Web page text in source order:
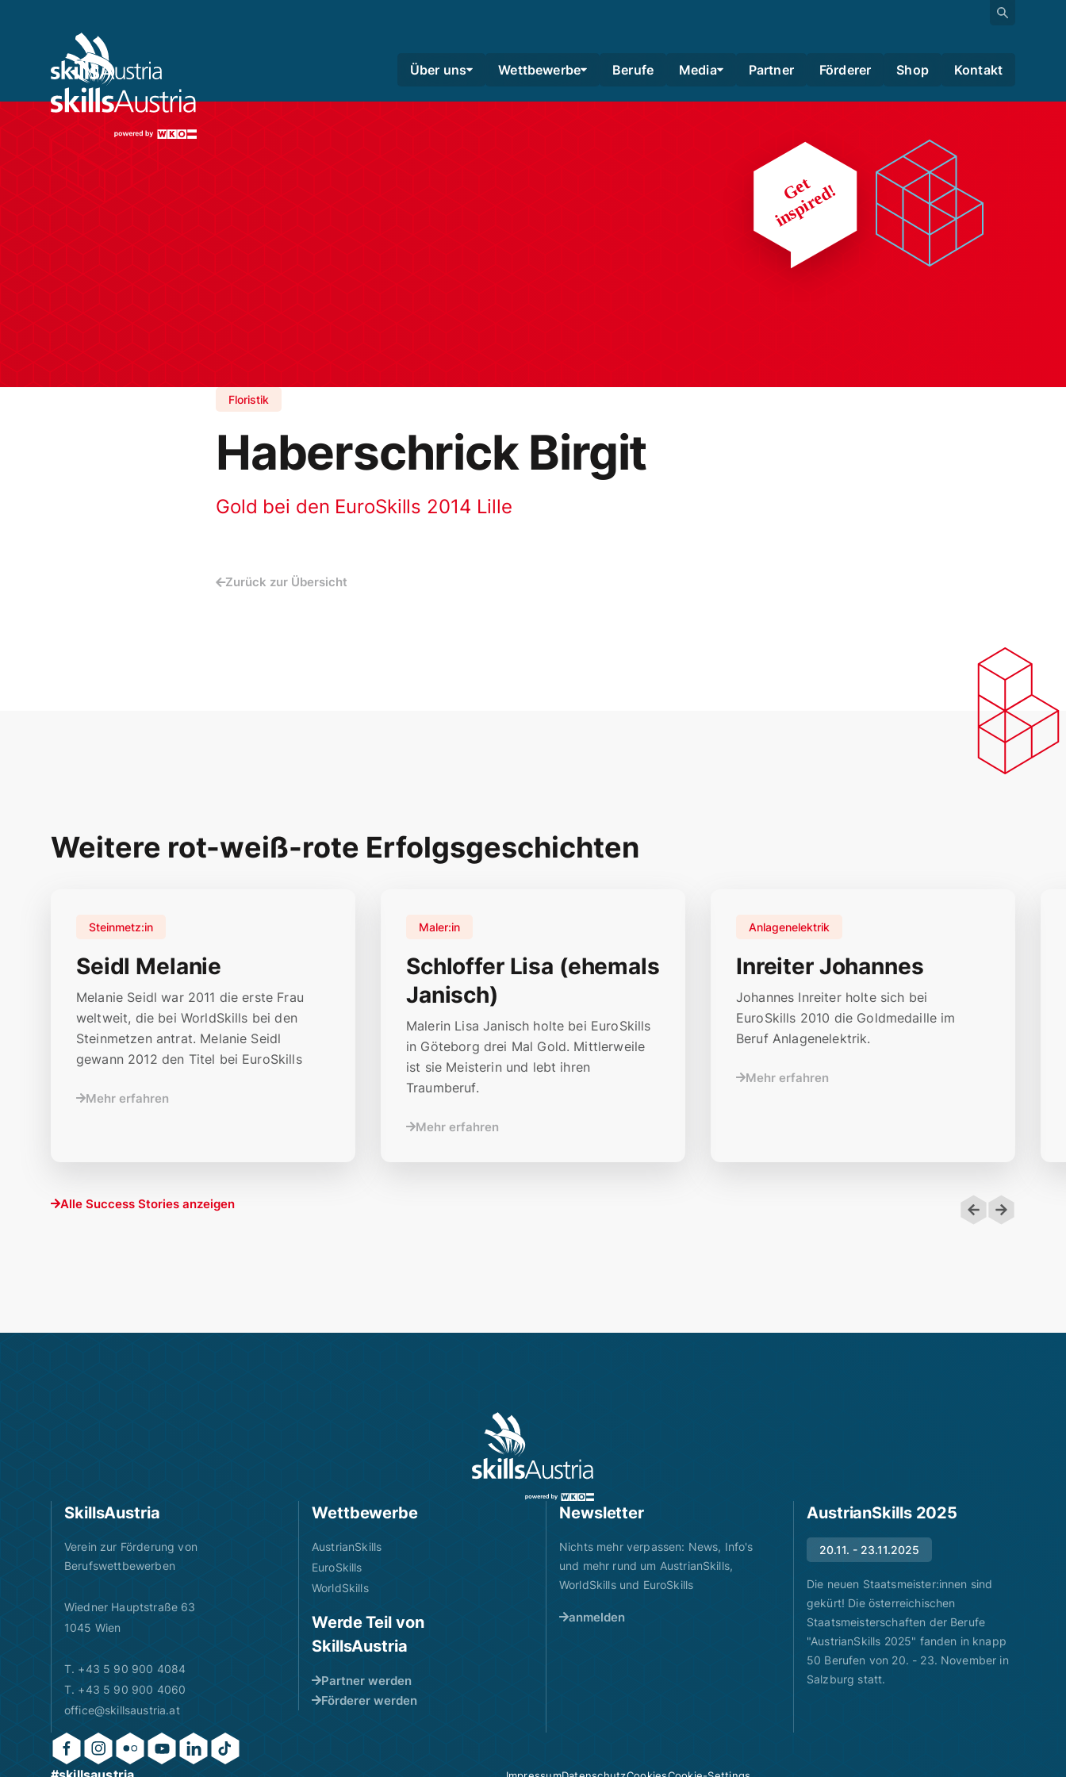
Über uns Wettbewerbe Berufe Media Partner Förderer Shop Kontakt
Floristik
Haberschrick Birgit
Gold bei den EuroSkills 2014 Lille
Zurück zur Übersicht
Weitere rot-weiß-rote Erfolgsgeschichten
Seidl Melanie
Steinmetz:in
Melanie Seidl war 2011 die erste Frau
weltweit, die bei WorldSkills bei den
Steinmetzen antrat. Melanie Seidl
gewann 2012 den Titel bei EuroSkills
Mehr erfahren
Schloffer Lisa (ehemals
Janisch)
Maler:in
Malerin Lisa Janisch holte bei EuroSkills
in Göteborg drei Mal Gold. Mittlerweile
ist sie Meisterin und lebt ihren
Traumberuf.
Mehr erfahren
Inreiter Johannes
Anlagenelektrik
Johannes Inreiter holte sich bei
EuroSkills 2010 die Goldmedaille im
Beruf Anlagenelektrik.
Mehr erfahren
Alle Success Stories anzeigen
SkillsAustria
Verein zur Förderung von
Berufswettbewerben
Wiedner Hauptstraße 63
1045 Wien
T. +43 5 90 900 4084
T. +43 5 90 900 4060
office@skillsaustria.at
Wettbewerbe
AustrianSkills
EuroSkills
WorldSkills
Werde Teil von
SkillsAustria
Partner werden
Förderer werden
Newsletter
Nichts mehr verpassen: News, Info's
und mehr rund um AustrianSkills,
WorldSkills und EuroSkills
anmelden
AustrianSkills 2025
20.11. - 23.11.2025
Die neuen Staatsmeister:innen sind
gekürt! Die österreichischen
Staatsmeisterschaften der Berufe
"AustrianSkills 2025" fanden in knapp
50 Berufen von 20. - 23. November in
Salzburg statt.